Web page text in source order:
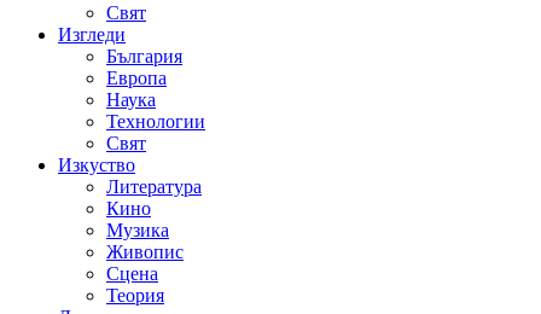
Свят
Изгледи
България
Европа
Наука
Технологии
Свят
Изкуство
Литература
Кино
Музика
Живопис
Сцена
Теория